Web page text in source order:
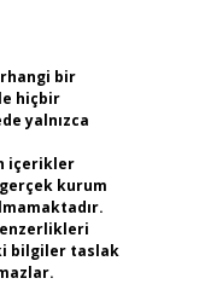
bir
hiçbir
yalnızca
içerikler
kurum
bilgiler taslak